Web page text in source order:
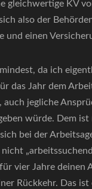
gleichwertige KV
also der
und einen
da ich
das Jahr dem
auch jegliche
würde. Dem
bei der
nicht
vier Jahre deinen
Rückkehr. Das ist